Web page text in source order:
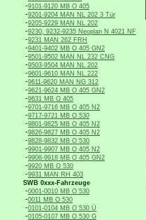
-9101-9120 MB O 405
-9201-9204 MAN NL 202 3 Tür
-9205-9229 MAN NL 202
-9230, 9232-9235 Neoplan N 4021 NF
-9231 MAN 262 FRH
-9401-9402 MB O 405 GN2
-9501-9502 MAN NL 232 CNG
-9503-9504 MAN NL 202
-9601-9610 MAN NL 222
-9611-9620 MAN NG 312
-9621-9624 MB O 405 GN2
-9631 MB O 405
-9701-9716 MB O 405 N2
-9717-9721 MB O 530
-9801-9825 MB O 405 N2
-9826-9827 MB O 405 N2
-9828-9832 MB O 530
-9901-9907 MB O 405 N2
-9908-9918 MB O 405 GN2
-9920 MB O 530
-9931 MAN RH 403
SWB 0xxx-Fahrzeuge
-0001-0010 MB O 530
-0011 MB O 530
-0101-0104 MB O 530 Ü
-0105-0107 MB O 530 G